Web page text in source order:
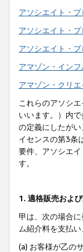
アソシエイト・
アソシエイト・
アソシエイト・
アマゾン・イン
アマゾン・クリ
これらのアソシ
いいます。）内
の定義にしたが
イセンスの第3条
要件、アソシエ
す。
1. 適格販売およ
甲は、次の場合
ム紹介料を支払い
(a) お客様が乙の